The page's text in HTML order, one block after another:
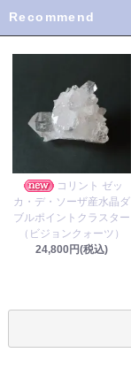
Recommend
コリント ゼッ
カ・デ・ソーザ産水晶ダ
ブルポイントクラスター
（ビジョンクォーツ）
24,800円(税込)